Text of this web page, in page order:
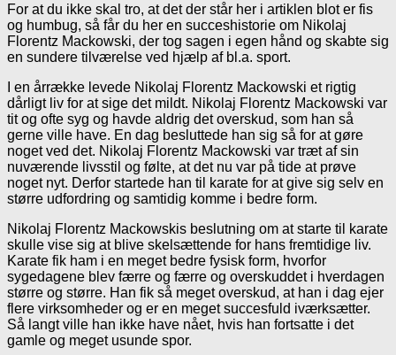
For at du ikke skal tro, at det der står her i artiklen blot er fis
og humbug, så får du her en succeshistorie om Nikolaj
Florentz Mackowski, der tog sagen i egen hånd og skabte sig
en sundere tilværelse ved hjælp af bl.a. sport.
I en årrække levede Nikolaj Florentz Mackowski et rigtig
dårligt liv for at sige det mildt. Nikolaj Florentz Mackowski var
tit og ofte syg og havde aldrig det overskud, som han så
gerne ville have. En dag besluttede han sig så for at gøre
noget ved det. Nikolaj Florentz Mackowski var træt af sin
nuværende livsstil og følte, at det nu var på tide at prøve
noget nyt. Derfor startede han til karate for at give sig selv en
større udfordring og samtidig komme i bedre form.
Nikolaj Florentz Mackowskis beslutning om at starte til karate
skulle vise sig at blive skelsættende for hans fremtidige liv.
Karate fik ham i en meget bedre fysisk form, hvorfor
sygedagene blev færre og færre og overskuddet i hverdagen
større og større. Han fik så meget overskud, at han i dag ejer
flere virksomheder og er en meget succesfuld iværksætter.
Så langt ville han ikke have nået, hvis han fortsatte i det
gamle og meget usunde spor.